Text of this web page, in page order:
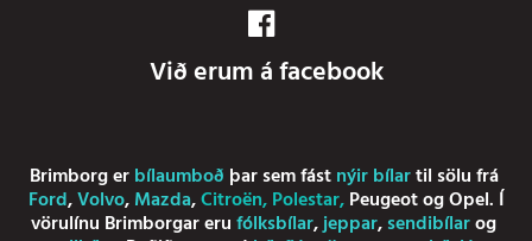
Við erum á facebook
Brimborg erbílaumboð þar sem fástnýir bílartil sölu frá
Ford,Volvo,Mazda,Citroën,Polestar,PeugeotogOpel. Í
vörulínu Brimborgar erufólksbílar,jeppar,sendibílarog